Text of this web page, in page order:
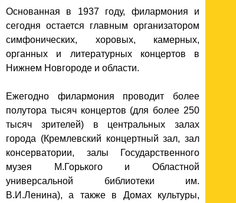
Основанная в 1937 году, филармония и
сегодня остается главным организатором
симфонических, хоровых, камерных,
органных и литературных концертов в
Нижнем Новгороде и области.
Ежегодно филармония проводит более
полутора тысяч концертов (для более 250
тысяч зрителей) в центральных залах
города (Кремлевский концертный зал, зал
консерватории, залы Государственного
музея М.Горького и Областной
универсальной библиотеки им.
В.И.Ленина), а также в Домах культуры,